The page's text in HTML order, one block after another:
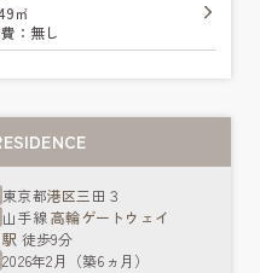
㎡
：無し
東京都港区三田３
山手線高輪ゲートウェイ
駅 徒歩9分
2026年2月（築6ヵ月）